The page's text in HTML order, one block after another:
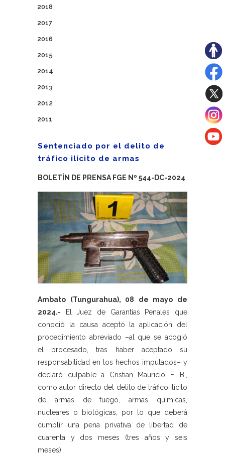
2018
2017
2016
2015
2014
2013
2012
2011
Sentenciado por el delito de
tráfico ilícito de armas
BOLETÍN DE PRENSA FGE Nº 544-DC-2024
Ambato (Tungurahua), 08 de mayo de
2024.- El Juez de Garantías Penales que
conoció la causa aceptó la aplicación del
procedimiento abreviado –al que se acogió
el procesado, tras haber aceptado su
responsabilidad en los hechos imputados– y
declaró culpable a Cristian Mauricio F. B.,
como autor directo del delito de tráfico ilícito
de armas de fuego, armas químicas,
nucleares o biológicas, por lo que deberá
cumplir una pena privativa de libertad de
cuarenta y dos meses (tres años y seis
meses).